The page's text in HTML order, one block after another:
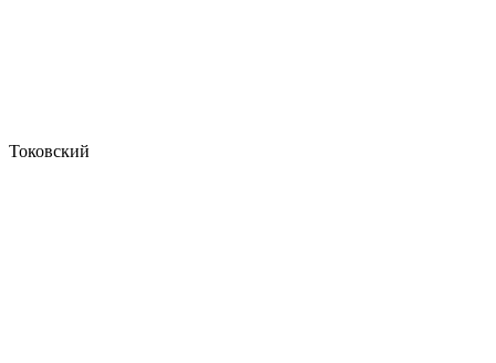
Токовский